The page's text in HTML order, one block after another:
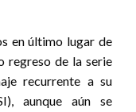
en último lugar de
regreso de la serie
recurrente a su
aunque aún se